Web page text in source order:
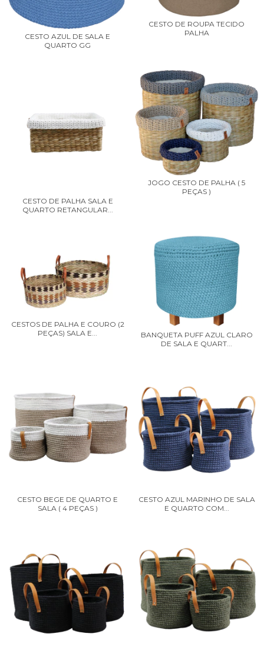
CESTO AZUL DE SALA E
QUARTO GG
CESTO DE ROUPA TECIDO
PALHA
CESTO DE PALHA SALA E
QUARTO RETANGULAR...
JOGO CESTO DE PALHA ( 5
PEÇAS )
CESTOS DE PALHA E COURO (2
PEÇAS) SALA E...
BANQUETA PUFF AZUL CLARO
DE SALA E QUART...
CESTO BEGE DE QUARTO E
SALA ( 4 PEÇAS )
CESTO AZUL MARINHO DE SALA
E QUARTO COM...